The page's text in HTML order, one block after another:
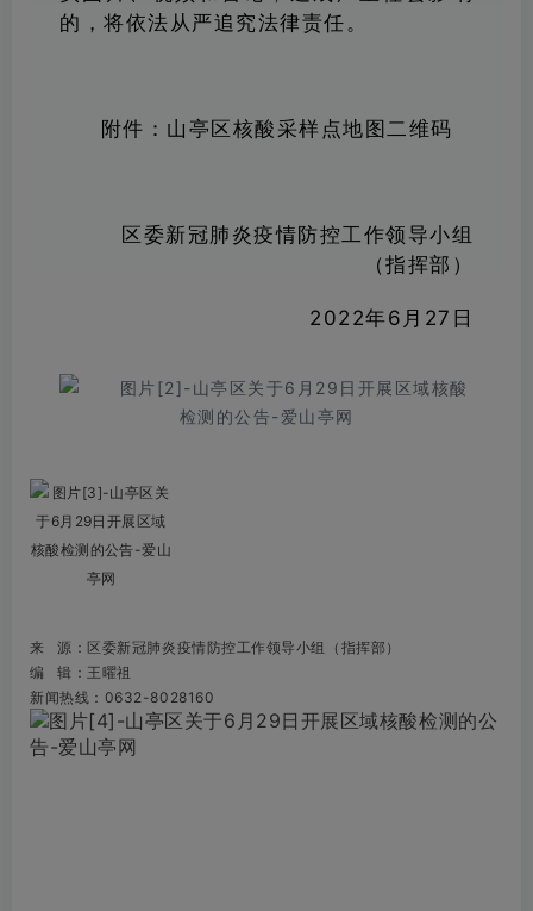
的，将依法从严追究法律责任。
附件：山亭区核酸采样点地图二维码
区委新冠肺炎疫情防控工作领导小组
（指挥部）
2022年6月27日
来 源 ：区委新冠肺炎疫情防控工作领导小组（指挥部）
编 辑：王曜祖
新闻热线：0632-8028160